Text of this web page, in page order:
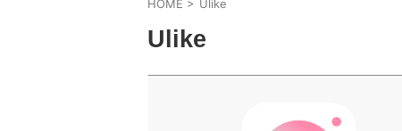
HOME > Ulike
Ulike